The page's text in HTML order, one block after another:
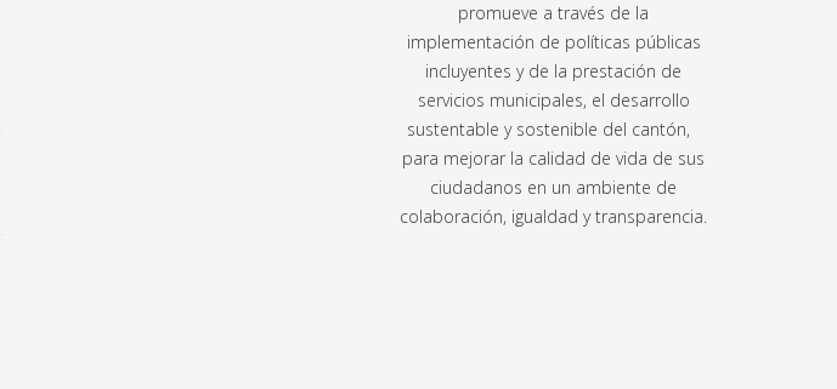
promueve a través de la
implementación de políticas públicas
incluyentes y de la prestación de
servicios municipales, el desarrollo
sustentable y sostenible del cantón,
para mejorar la calidad de vida de sus
ciudadanos en un ambiente de
colaboración, igualdad y transparencia.